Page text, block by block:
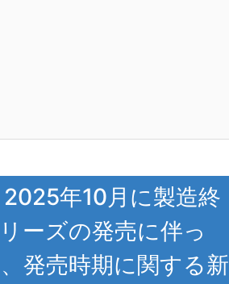
年10月に製造終
ーズの発売に伴っ
発売時期に関する新